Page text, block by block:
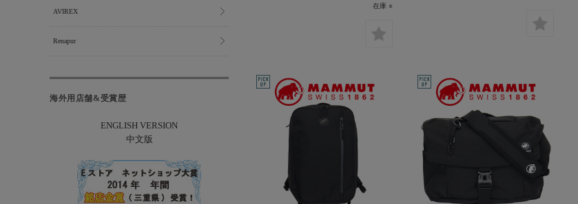
在庫 ○
AVIREX
Renapur
海外用店舗&受賞歴
ENGLISH VERSION
中文版